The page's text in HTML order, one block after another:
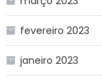
fevereiro 2023
janeiro 2023